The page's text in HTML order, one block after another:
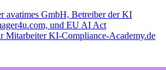
avatimes GmbH, Betreiber der KI
und EU AI Act
Mitarbeiter KI-Compliance-Academy.de